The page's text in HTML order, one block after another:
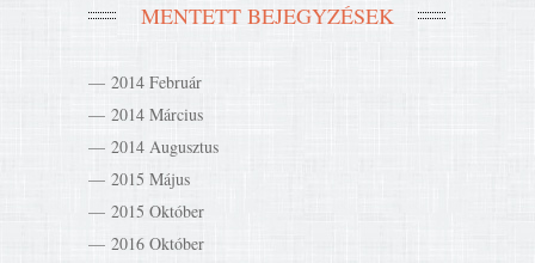
MENTETT BEJEGYZÉSEK
2014 Február
2014 Március
2014 Augusztus
2015 Május
2015 Október
2016 Október